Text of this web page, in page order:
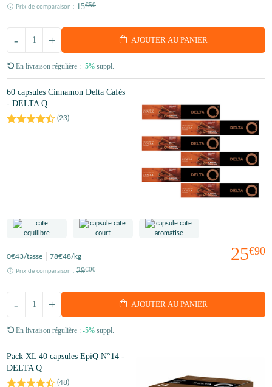
Prix de comparaison : 15€50
+
- AJOUTER AU PANIER
En livraison régulière : -5% suppl.
60 capsules Cinnamon Delta Cafés
- DELTA Q
(23)
25€90
0€43/tasse 78€48/kg
Prix de comparaison : 29€00
+
- AJOUTER AU PANIER
En livraison régulière : -5% suppl.
Pack XL 40 capsules EpiQ N°14 -
DELTA Q
(48)